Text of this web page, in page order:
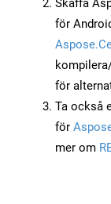
Skaffa
för
för
Ta också
för
mer om